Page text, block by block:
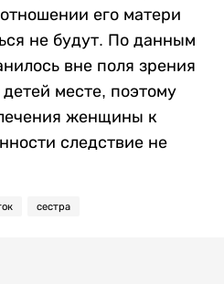
его матери
не будут. По данным
вне поля зрения
месте, поэтому
женщины к
следствие не
сестра